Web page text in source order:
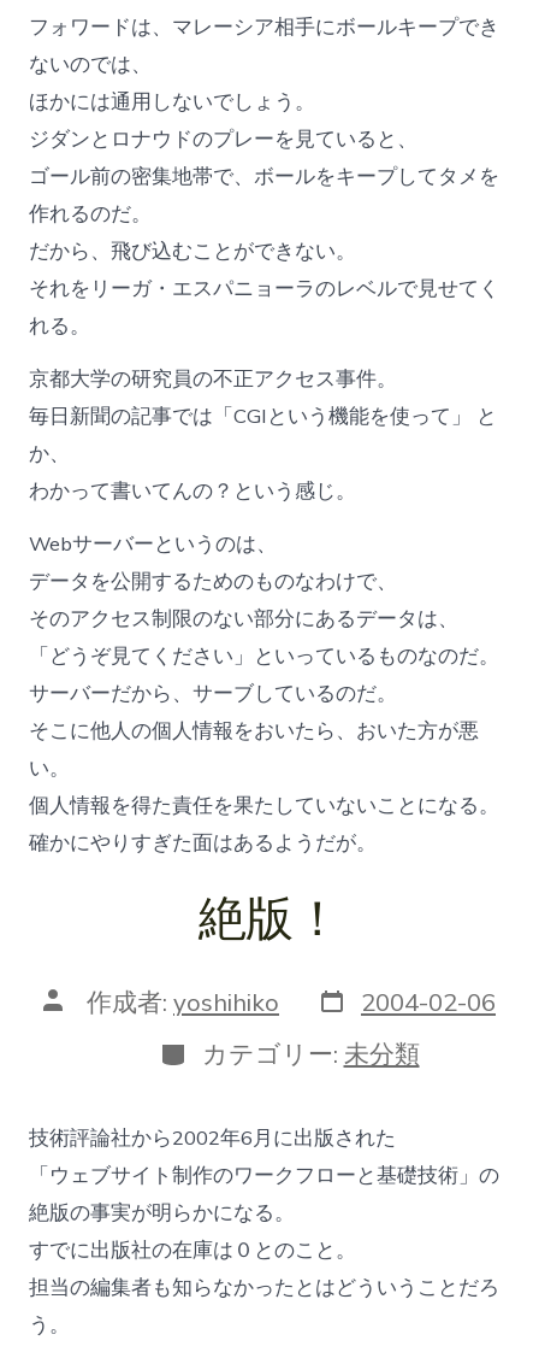
フォワードは、マレーシア相手にボールキープでき
ないのでは、
ほかには通用しないでしょう。
ジダンとロナウドのプレーを見ていると、
ゴール前の密集地帯で、ボールをキープしてタメを
作れるのだ。
だから、飛び込むことができない。
それをリーガ・エスパニョーラのレベルで見せてく
れる。
京都大学の研究員の不正アクセス事件。
毎日新聞の記事では「CGIという機能を使って」 と
か、
わかって書いてんの？という感じ。
Webサーバーというのは、
データを公開するためのものなわけで、
そのアクセス制限のない部分にあるデータは、
「どうぞ見てください」といっているものなのだ。
サーバーだから、サーブしているのだ。
そこに他人の個人情報をおいたら、おいた方が悪
い。
個人情報を得た責任を果たしていないことになる。
確かにやりすぎた面はあるようだが。
絶版！
投 作成者: yoshihiko 投
稿
日
2004-02-06
カ
テ
リ
ー
カテゴリー: 未分類
技術評論社から2002年6月に出版された
「ウェブサイト制作のワークフローと基礎技術」の
絶版の事実が明らかになる。
すでに出版社の在庫は０とのこと。
担当の編集者も知らなかったとはどういうことだろ
う。